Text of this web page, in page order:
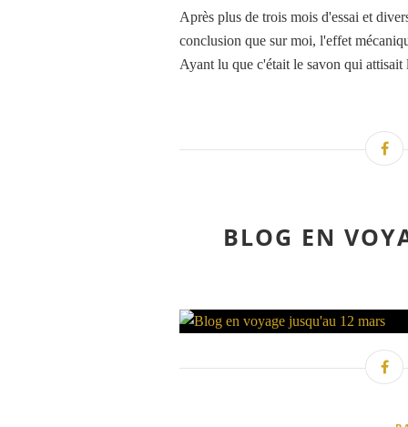
Après plus de trois mois d'essai et
conclusion que sur moi, l'effet
Ayant lu que c'était le savon qui attisait
BLOG EN